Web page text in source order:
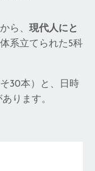
ら、 現代人にと
系立てられた5科
そ30本）と、日時
あります。